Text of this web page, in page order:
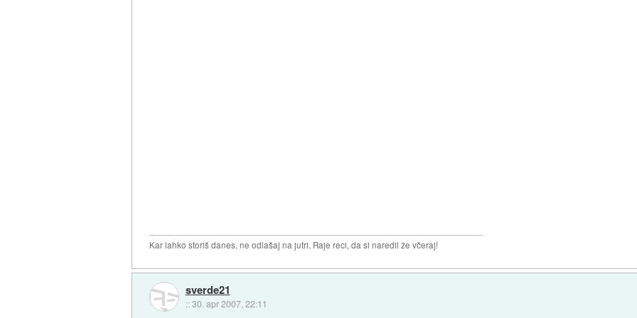
Kar lahko storiš danes, ne odlašaj na jutri. Raje reci, da si naredil že včeraj!
sverde21
::30. apr 2007, 22:11